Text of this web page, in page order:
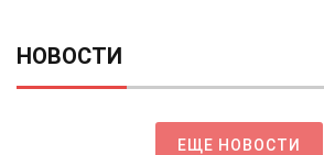
НОВОСТИ
ЕЩЕ НОВОСТИ